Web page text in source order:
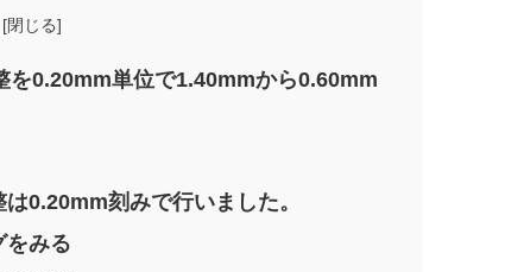
を0.20mm単位で1.40mmから0.60mm
0.20mm刻みで行いました。
をみる